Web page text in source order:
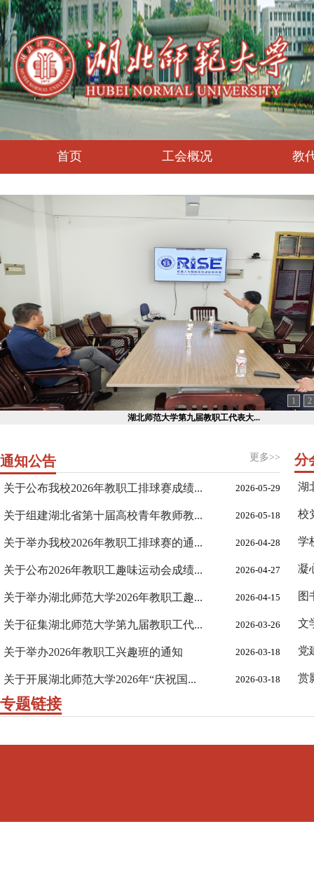
首页 工会概况 教
1
2
湖北师范大学第九届教职工代表大...
通知公告 更多>>
关于公布我校2026年教职工排球赛成绩... 2026-05-29
关于组建湖北省第十届高校青年教师教... 2026-05-18
关于举办我校2026年教职工排球赛的通... 2026-04-28
关于公布2026年教职工趣味运动会成绩... 2026-04-27
关于举办湖北师范大学2026年教职工趣... 2026-04-15
关于征集湖北师范大学第九届教职工代... 2026-03-26
关于举办2026年教职工兴趣班的通知 2026-03-18
关于开展湖北师范大学2026年“庆祝国... 2026-03-18
分
湖
校
学
凝
图
文
党
赏
专题链接